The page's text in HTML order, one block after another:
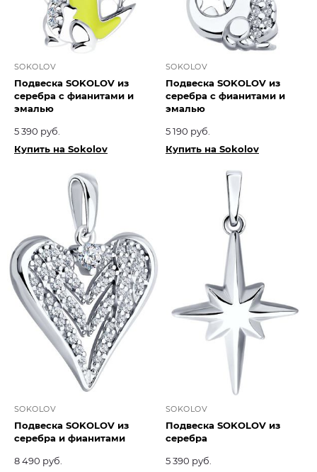
SOKOLOV
Подвеска SOKOLOV из
серебра с фианитами и
эмалью
5 390 руб.
Купить на Sokolov
SOKOLOV
Подвеска SOKOLOV из
серебра с фианитами и
эмалью
5 190 руб.
Купить на Sokolov
SOKOLOV
Подвеска SOKOLOV из
серебра и фианитами
8 490 руб.
SOKOLOV
Подвеска SOKOLOV из
серебра
5 390 руб.